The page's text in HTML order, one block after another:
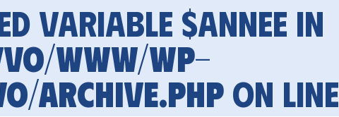
variable $annee in
www/wp-
archive.phpon line